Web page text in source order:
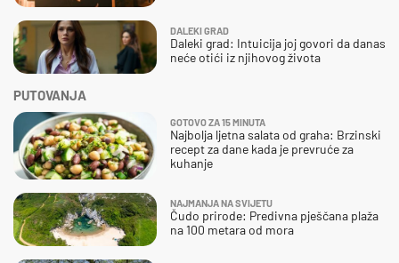
DALEKI GRAD
Daleki grad: Intuicija joj govori da danas
neće otići iz njihovog života
PUTOVANJA
GOTOVO ZA 15 MINUTA
Najbolja ljetna salata od graha: Brzinski
recept za dane kada je prevruće za
kuhanje
NAJMANJA NA SVIJETU
Čudo prirode: Predivna pješčana plaža
na 100 metara od mora